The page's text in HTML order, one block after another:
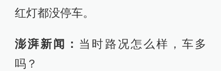
红灯都没停车。
澎湃新闻： 当时路况怎么样，车多
吗？